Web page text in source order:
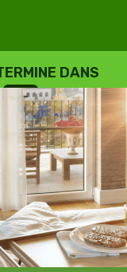
DANS
--
SECONDES